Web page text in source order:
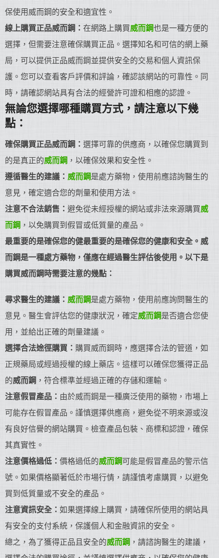
保使用威而鋼的安全和適宜性。
線上購買正品威而鋼： 在網路上購買威而鋼也是一種方便的
選擇，但需要注意確保購買正品。選擇知名和可信的網上藥
局，可以提供正品威而鋼並提供安全的交易和個人資訊保
護。您可以查看客戶評價和評論，確認該網站的可靠性。同
時，請確認網站具有合法的經營許可證和相應的認證。
無論您選擇哪種購買方式，請注意以下幾
點：
確保購買正品威而鋼： 選擇可靠的供應商，以確保您購買到
的是真正的威而鋼 ，以確保效果和安全性。
遵循醫生的建議： 威而鋼是處方藥物，使用前應諮詢醫生的
意見，確定適合您的劑量和使用方法。
注意不合法銷售： 避免從未經授權的網站或非法來源購買威
而鋼 ，以免購買到假冒或低質量的產品。
最重要的是確保您的健最重要的是確保您的健康和安全。威
而鋼是一種處方藥物，僅應在經過醫生評估後使用。以下是
購買威而鋼時需要注意的幾點：
尋求醫生的建議： 威而鋼是處方藥物，使用前應詢問醫生的
意見。醫生會評估您的健康狀況，確定威而鋼是否適合您使
用，並給出正確的劑量建議。
選擇合法途徑購買： 購買威而鋼時，應選擇合法的管道，如
正規藥局或經過授權的線上藥店。這樣可以確保您獲得正品
的威而鋼 ，符合標準並經過正確的存儲和運輸。
注意假冒產品： 由於威而鋼是一種廣泛使用的藥物，市場上
可能存在假冒產品。謹慎選擇供應商，避免從不明來源或沒
有良好信譽的網站購買。檢查產品包裝、商標和認證，確保
其真實性。
注意價格過低： 價格過低的威而鋼可能是假冒產品的警示信
號。如果價格顯著低於市場行情，請謹慎考慮購買，以避免
買到低質量或不安全的產品。
注意資訊安全： 如果選擇線上購買，請確保所使用的網站具
有安全的支付系統，保護個人和金融資訊的安全。
總之，為了獲得正品且安全的威而鋼 ，請諮詢醫生的建議，